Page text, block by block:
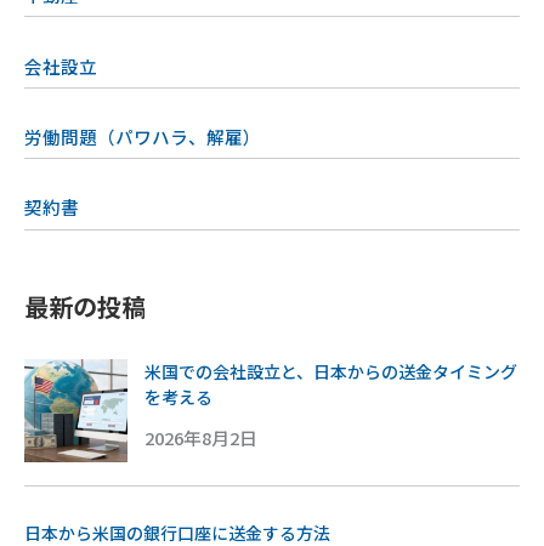
会社設立
労働問題（パワハラ、解雇）
契約書
最新の投稿
米国での会社設立と、日本からの送金タイミング
を考える
2026年8月2日
日本から米国の銀行口座に送金する方法